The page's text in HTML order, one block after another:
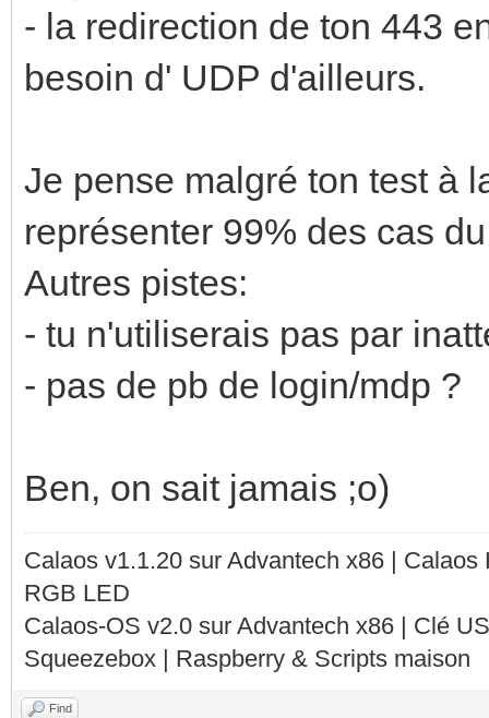
- la redirection de ton 443
besoin d' UDP d'ailleurs.
Je pense malgré ton test à
représenter 99% des cas
Autres pistes:
- tu n'utiliserais pas par
- pas de pb de login/mdp ?
Ben, on sait jamais ;o)
Calaos v1.1.20 sur Advantech x86 |
RGB LED
Calaos-OS v2.0 sur Advantech x86 | Clé
Squeezebox | Raspberry & Scripts maison
Find